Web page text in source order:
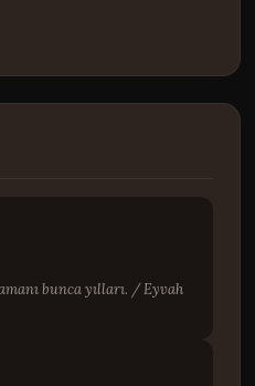
bunca yılları. / Eyvah